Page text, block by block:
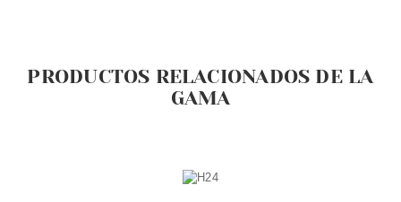
PRODUCTOS RELACIONADOS DE LA
GAMA